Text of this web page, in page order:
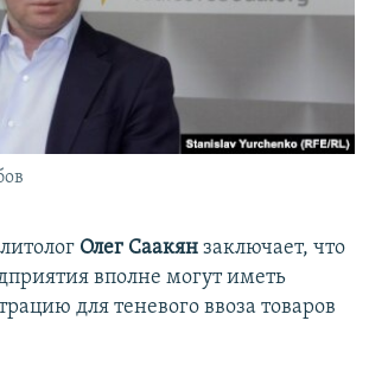
Олег Саакян заключает, что
вполне могут иметь
для теневого ввоза товаров